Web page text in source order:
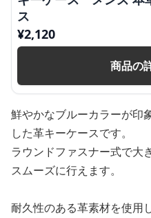
ス
¥2,120
商品の
鮮やかなブルーカラーが印
した革キーケースです。
ラウンドファスナー式で大
スムーズに行えます。
耐久性のある革素材を使用